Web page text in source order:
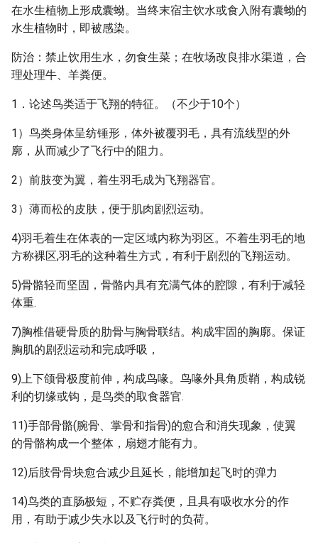
在水生植物上形成囊蚴。当终末宿主饮水或食入附有囊蚴的
水生植物时，即被感染。
防治：禁止饮用生水，勿食生菜；在牧场改良排水渠道，合
理处理牛、羊粪便。
1．论述鸟类适于飞翔的特征。（不少于10个）
1）鸟类身体呈纺锤形，体外被覆羽毛，具有流线型的外
廓，从而减少了飞行中的阻力。
2）前肢变为翼，着生羽毛成为飞翔器官。
3）薄而松的皮肤，便于肌肉剧烈运动。
4)羽毛着生在体表的一定区域内称为羽区。不着生羽毛的地
方称裸区,羽毛的这种着生方式，有利于剧烈的飞翔运动。
5)骨骼轻而坚固，骨骼内具有充满气体的腔隙，有利于减轻
体重.
7)胸椎借硬骨质的肋骨与胸骨联结。构成牢固的胸廓。保证
胸肌的剧烈运动和完成呼吸，
9)上下颌骨极度前伸，构成鸟喙。鸟喙外具角质鞘，构成锐
利的切缘或钩，是鸟类的取食器官.
11)手部骨骼(腕骨、掌骨和指骨)的愈合和消失现象，使翼
的骨骼构成一个整体，扇翅才能有力。
12)后肢骨骨块愈合减少且延长，能增加起飞时的弹力
14)鸟类的直肠极短，不贮存粪便，且具有吸收水分的作
用，有助于减少失水以及飞行时的负荷。